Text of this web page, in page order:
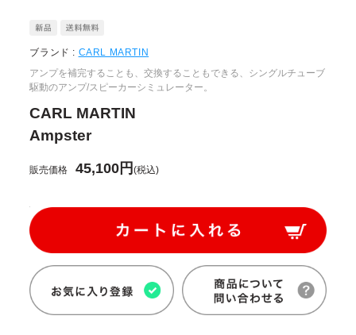
ブランド : CARL MARTIN
アンプを補完することも、交換することもできる、シングルチューブ
駆動のアンプ/スピーカーシミュレーター。
CARL MARTIN
Ampster
販売価格 45,100円(税込)